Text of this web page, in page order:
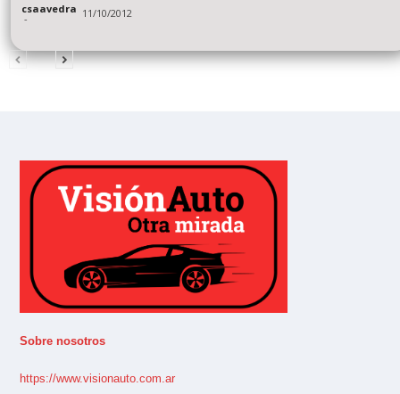
csaavedra
- 11/10/2012
Sobre nosotros
https://www.visionauto.com.ar